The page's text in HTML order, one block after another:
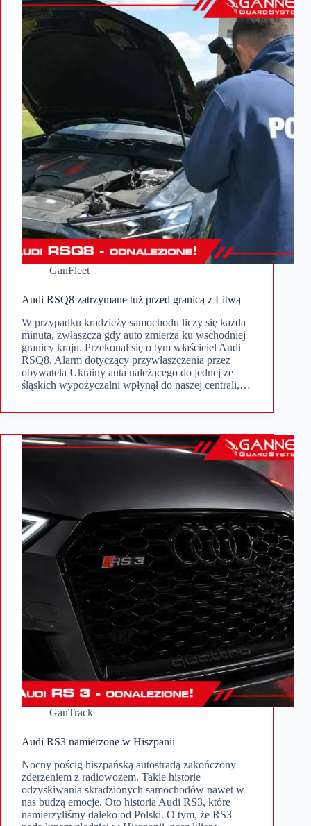
GanFleet
Audi RSQ8 zatrzymane tuż przed granicą z Litwą
W przypadku kradzieży samochodu liczy się każda
minuta, zwłaszcza gdy auto zmierza ku wschodniej
granicy kraju. Przekonał się o tym właściciel Audi
RSQ8. Alarm dotyczący przywłaszczenia przez
obywatela Ukrainy auta należącego do jednej ze
śląskich wypożyczalni wpłynął do naszej centrali,…
GanTrack
Audi RS3 namierzone w Hiszpanii
Nocny pościg hiszpańską autostradą zakończony
zderzeniem z radiowozem. Takie historie
odzyskiwania skradzionych samochodów nawet w
nas budzą emocje. Oto historia Audi RS3, które
namierzyliśmy daleko od Polski. O tym, że RS3